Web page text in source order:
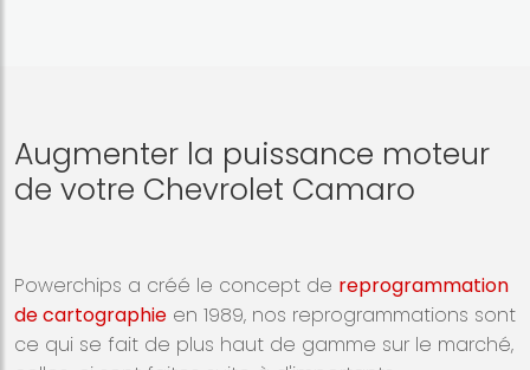
Augmenter la puissance moteur
de votre Chevrolet Camaro
Powerchips a créé le concept de reprogrammation
de cartographie en 1989, nos reprogrammations sont
ce qui se fait de plus haut de gamme sur le marché,